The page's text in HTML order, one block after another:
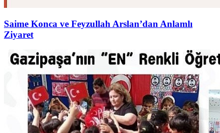
Saime Konca ve Feyzullah Arslan’dan Anlamlı
Ziyaret